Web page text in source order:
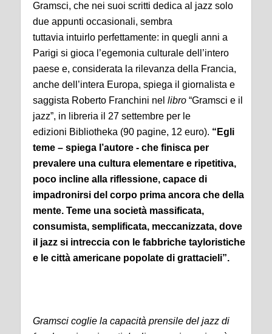
Gramsci, che nei suoi scritti dedica al jazz solo
due appunti occasionali, sembra
tuttavia intuirlo perfettamente: in quegli anni a
Parigi si gioca l’egemonia culturale dell’intero
paese e, considerata la rilevanza della Francia,
anche dell’intera Europa, spiega il giornalista e
saggista Roberto Franchini nel libro “Gramsci e il
jazz”, in libreria il 27 settembre per le
edizioni Bibliotheka (90 pagine, 12 euro). “Egli
teme – spiega l’autore - che finisca per
prevalere una cultura elementare e ripetitiva,
poco incline alla riflessione, capace di
impadronirsi del corpo prima ancora che della
mente. Teme una società massificata,
consumista, semplificata, meccanizzata, dove
il jazz si intreccia con le fabbriche tayloristiche
e le città americane popolate di grattacieli”.
Gramsci coglie la capacità prensile del jazz di